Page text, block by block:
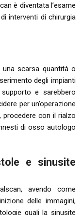
è diventata l’esame
interventi di chirurgia
scarsa quantità o
degli impianti
e sarebbero
per un’operazione
procedere con il rialzo
di osso autologo
e sinusite
avendo come
delle immagini,
quali la sinusite